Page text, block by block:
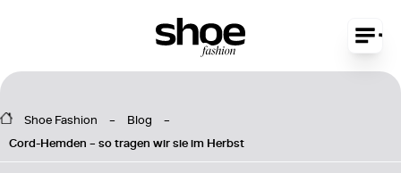
Shoe Fashion
Blog
Cord-Hemden – so tragen wir sie im Herbst